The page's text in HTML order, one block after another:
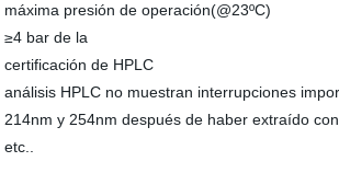
máxima presión de operación(@23ºC)
≥4 bar de la
certificación de HPLC
análisis HPLC no muestran interrupciones
214nm y 254nm después de haber extraído
etc..